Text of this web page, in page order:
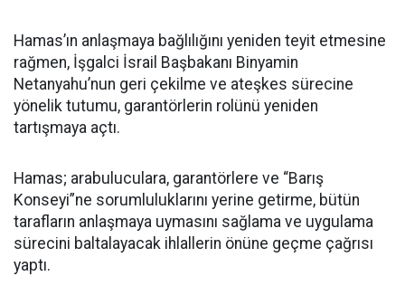
Hamas’ın anlaşmaya bağlılığını yeniden teyit etmesine
rağmen, İşgalci İsrail Başbakanı Binyamin
Netanyahu’nun geri çekilme ve ateşkes sürecine
yönelik tutumu, garantörlerin rolünü yeniden
tartışmaya açtı.
Hamas; arabuluculara, garantörlere ve “Barış
Konseyi”ne sorumluluklarını yerine getirme, bütün
tarafların anlaşmaya uymasını sağlama ve uygulama
sürecini baltalayacak ihlallerin önüne geçme çağrısı
yaptı.